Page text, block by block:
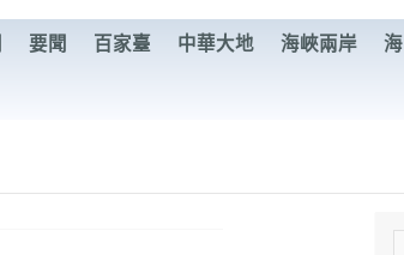
要聞 百家臺 中華大地 海峽兩岸